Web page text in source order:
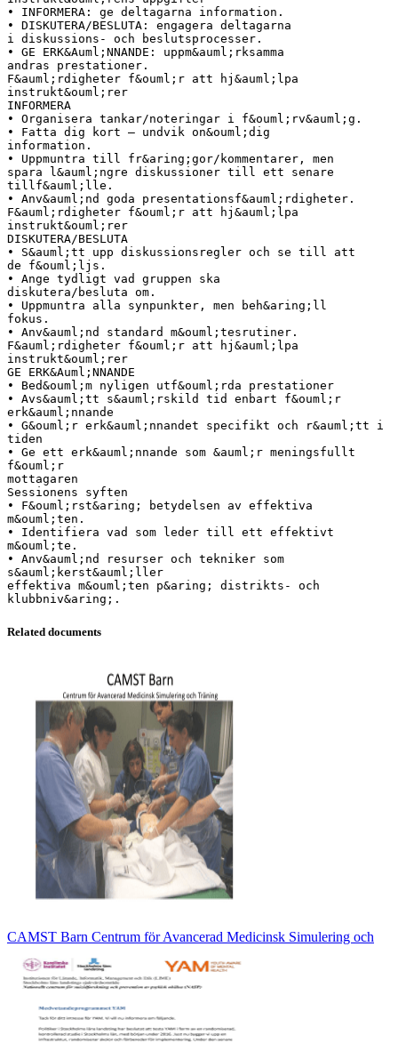
• INFORMERA: ge deltagarna information.
• DISKUTERA/BESLUTA: engagera deltagarna
i diskussions- och beslutsprocesser.
• GE ERK&Auml;NNANDE: uppm&auml;rksamma
andras prestationer.
F&auml;rdigheter f&ouml;r att hj&auml;lpa
instrukt&ouml;rer
INFORMERA
• Organisera tankar/noteringar i f&ouml;rv&auml;g.
• Fatta dig kort – undvik on&ouml;dig
information.
• Uppmuntra till fr&aring;gor/kommentarer, men
spara l&auml;ngre diskussioner till ett senare
tillf&auml;lle.
• Anv&auml;nd goda presentationsf&auml;rdigheter.
F&auml;rdigheter f&ouml;r att hj&auml;lpa
instrukt&ouml;rer
DISKUTERA/BESLUTA
• S&auml;tt upp diskussionsregler och se till att
de f&ouml;ljs.
• Ange tydligt vad gruppen ska
diskutera/besluta om.
• Uppmuntra alla synpunkter, men beh&aring;ll
fokus.
• Anv&auml;nd standard m&ouml;tesrutiner.
F&auml;rdigheter f&ouml;r att hj&auml;lpa
instrukt&ouml;rer
GE ERK&Auml;NNANDE
• Bed&ouml;m nyligen utf&ouml;rda prestationer
• Avs&auml;tt s&auml;rskild tid enbart f&ouml;r
erk&auml;nnande
• G&ouml;r erk&auml;nnandet specifikt och r&auml;tt i
tiden
• Ge ett erk&auml;nnande som &auml;r meningsfullt
f&ouml;r
mottagaren
Sessionens syften
• F&ouml;rst&aring; betydelsen av effektiva
m&ouml;ten.
• Identifiera vad som leder till ett effektivt
m&ouml;te.
• Anv&auml;nd resurser och tekniker som
s&auml;kerst&auml;ller
effektiva m&ouml;ten p&aring; distrikts- och
Related documents
CAMST Barn Centrum för Avancerad Medicinsk Simulering och